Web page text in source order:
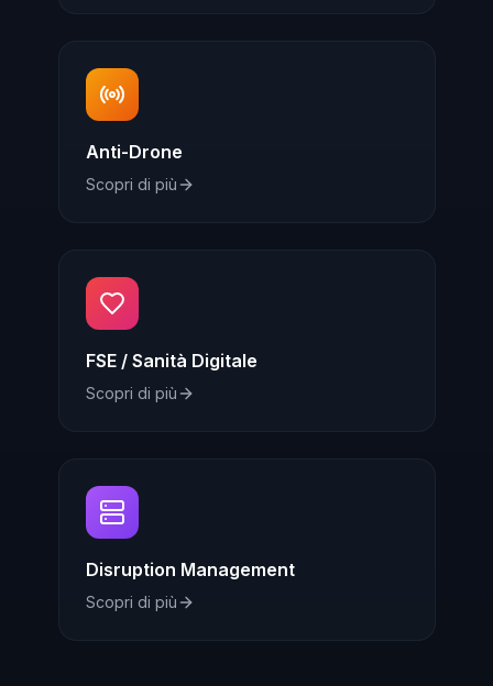
Anti-Drone
Scopri di più
FSE / Sanità Digitale
Scopri di più
Disruption Management
Scopri di più